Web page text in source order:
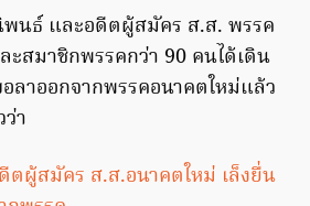
นธ์ และอดีตผู้สมัคร ส.ส. พรรค
สมาชิกพรรคกว่า 90 คนได้เดิน
ลาออกจากพรรคอนาคตใหม่แล้ว
า
ตผู้สมัคร ส.ส.อนาคตใหม่ เล็งยื่น